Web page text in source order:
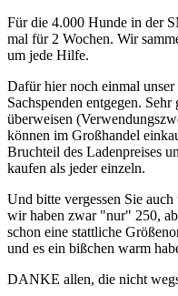
Für die 4.000 Hunde in der
mal für 2 Wochen. Wir
um jede Hilfe.
Dafür hier noch einmal
Sachspenden entgegen.
überweisen
können im Großhandel
Bruchteil des Ladenpreises
kaufen als jeder einzeln.
Und bitte vergessen Sie
wir haben zwar "nur" 250,
schon eine stattliche
und es ein bißchen warm
DANKE allen, die nicht